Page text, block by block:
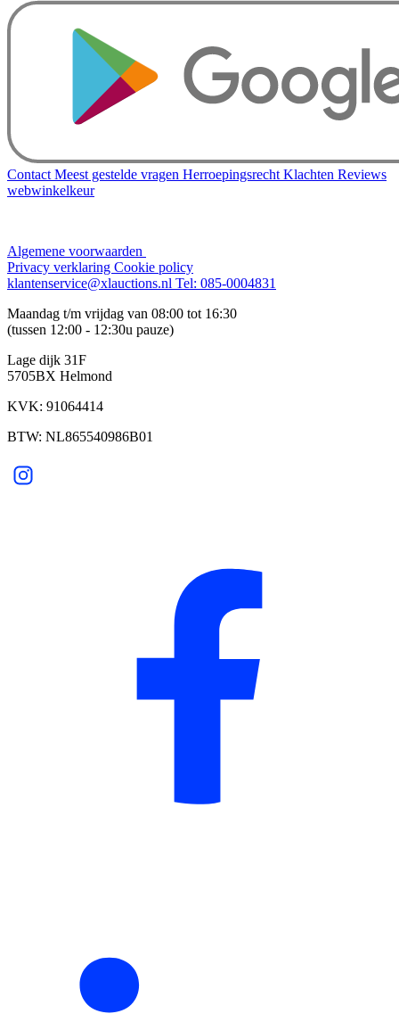
Contact Meest gestelde vragen Herroepingsrecht Klachten Reviews
webwinkelkeur
Algemene voorwaarden
Privacy verklaring Cookie policy
klantenservice@xlauctions.nl Tel: 085-0004831
Maandag t/m vrijdag van 08:00 tot 16:30
(tussen 12:00 - 12:30u pauze)
Lage dijk 31F
5705BX Helmond
KVK: 91064414
BTW: NL865540986B01